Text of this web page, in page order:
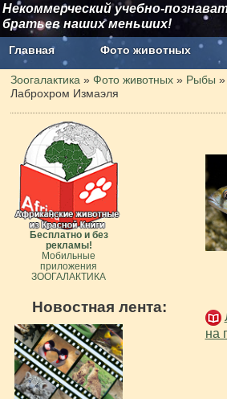
Некоммерческий учебно-
братьев наших меньших!
Главная Фото животных
Наши приложения. Бесплатно и без
Зоогалактика » Фото животных » Рыбы »
Лаброхром Измаэля
на
Бесплатно и без
рекламы!
Мобильные
приложения
ЗООГАЛАКТИКА
Новостная лента: